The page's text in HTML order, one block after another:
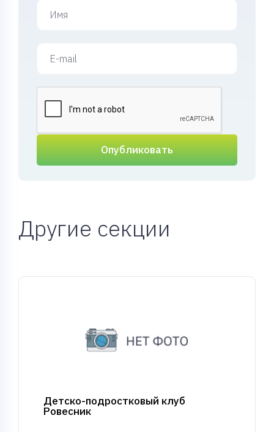
Опубликовать
Другие секции
Детско-подростковый клуб
Ровесник